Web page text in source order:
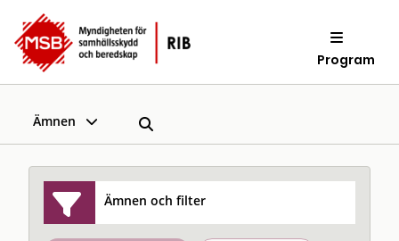
Program
Ämnen
Ämnen och filter